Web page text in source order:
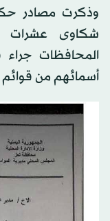
وذكرت مصادر
شكاوى عشرات
المحافظات جراء
أسمائهم من قوائم